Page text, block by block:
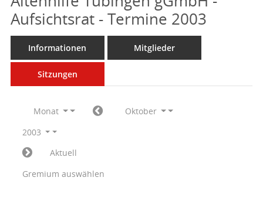
Aufsichtsrat - Termine 2003
Informationen Mitglieder
Sitzungen
Monat
Oktober
2003
Aktuell
Gremium auswählen